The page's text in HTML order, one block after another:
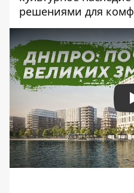
решениями для